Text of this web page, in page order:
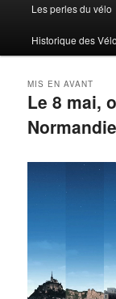
principal
Les perles du vélo
Historique des
Le 8 mai,
MIS EN AVANT